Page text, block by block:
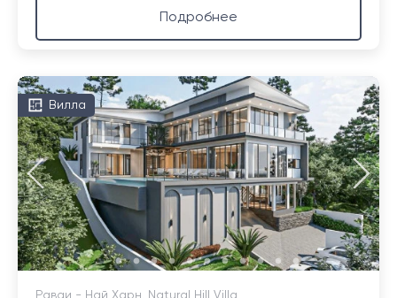
Подробнее
Вилла
Раваи - Най Харн, Natural Hill Villa